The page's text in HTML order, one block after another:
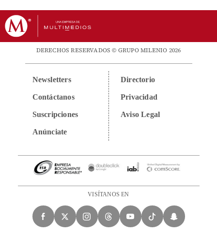
DERECHOS RESERVADOS © GRUPO MILENIO 2026
Newsletters
Contáctanos
Suscripciones
Anúnciate
Directorio
Privacidad
Aviso Legal
VISÍTANOS EN